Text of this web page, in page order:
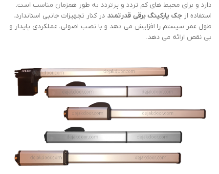
دارد و برای محیط های کم تردد و پرتردد به طور همزمان مناسب است.
استفاده از جک پارکینگ برقی قدرتمند در کنار تجهیزات جانبی استاندارد،
طول عمر سیستم را افزایش می دهد و با نصب اصولی، عملکردی پایدار و
بی نقص ارائه می دهد.